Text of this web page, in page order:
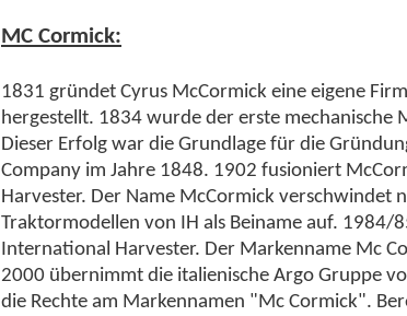
MC Cormick:
1831 gründet Cyrus McCormick eine eigene
hergestellt. 1834 wurde der erste
Dieser Erfolg war die Grundlage für die
Company im Jahre 1848. 1902 fusioniert
Harvester. Der Name McCormick verschwindet
Traktormodellen von IH als Beiname auf. 1984/
International Harvester. Der Markenname Mc
2000 übernimmt die italienische Argo Gruppe
die Rechte am Markennamen "Mc Cormick".